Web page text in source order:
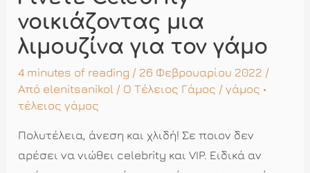
νοικιάζοντας μια
λιμουζίνα για τον γάμο
4 minutes of reading / 26 Φεβρουαρίου 2022 /
Από elenitsanikol / Ο Τέλειος Γάμος /γάμος •
τέλειος γάμος
Πολυτέλεια, άνεση και χλιδή! Σε ποιον δεν
αρέσει να νιώθει celebrity και VIP. Ειδικά αν